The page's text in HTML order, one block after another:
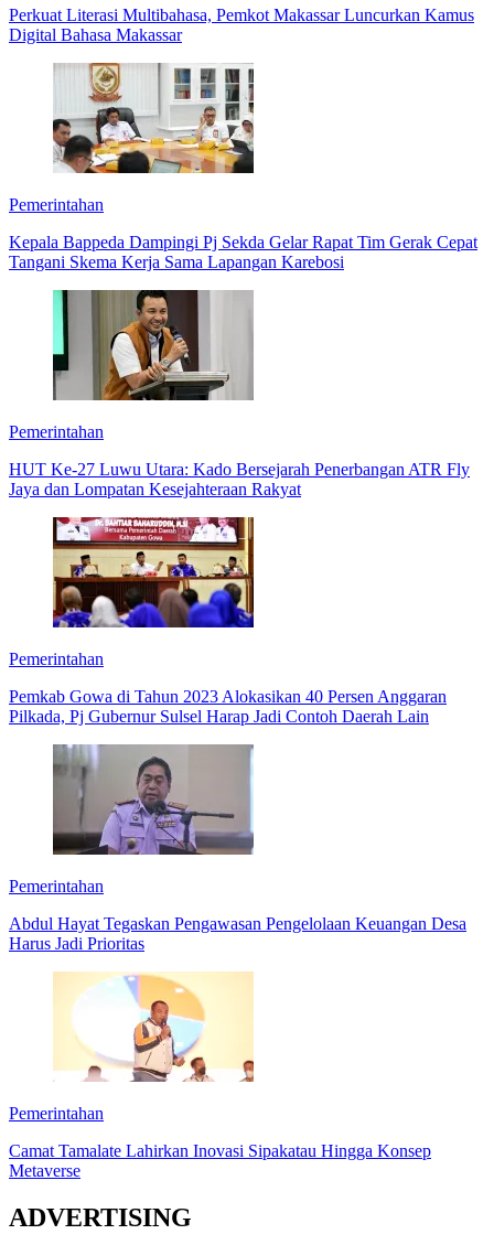
Perkuat Literasi Multibahasa, Pemkot Makassar Luncurkan Kamus
Digital Bahasa Makassar
Pemerintahan
Kepala Bappeda Dampingi Pj Sekda Gelar Rapat Tim Gerak Cepat
Tangani Skema Kerja Sama Lapangan Karebosi
Pemerintahan
HUT Ke-27 Luwu Utara: Kado Bersejarah Penerbangan ATR Fly
Jaya dan Lompatan Kesejahteraan Rakyat
Pemerintahan
Pemkab Gowa di Tahun 2023 Alokasikan 40 Persen Anggaran
Pilkada, Pj Gubernur Sulsel Harap Jadi Contoh Daerah Lain
Pemerintahan
Abdul Hayat Tegaskan Pengawasan Pengelolaan Keuangan Desa
Harus Jadi Prioritas
Pemerintahan
Camat Tamalate Lahirkan Inovasi Sipakatau Hingga Konsep
Metaverse
ADVERTISING